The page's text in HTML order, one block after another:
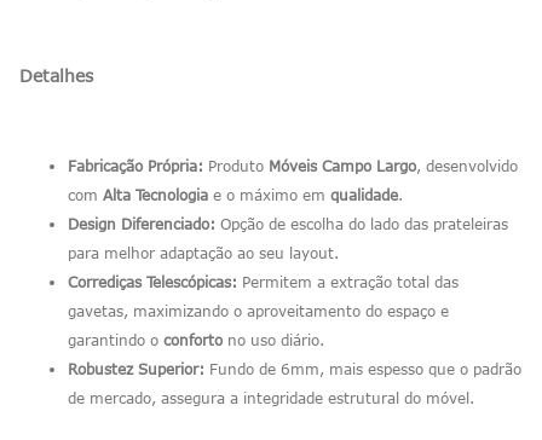
Detalhes
Fabricação Própria: Produto Móveis Campo Largo, desenvolvido
com Alta Tecnologia e o máximo em qualidade.
Design Diferenciado: Opção de escolha do lado das prateleiras
para melhor adaptação ao seu layout.
Corrediças Telescópicas: Permitem a extração total das
gavetas, maximizando o aproveitamento do espaço e
garantindo o conforto no uso diário.
Robustez Superior: Fundo de 6mm, mais espesso que o padrão
de mercado, assegura a integridade estrutural do móvel.